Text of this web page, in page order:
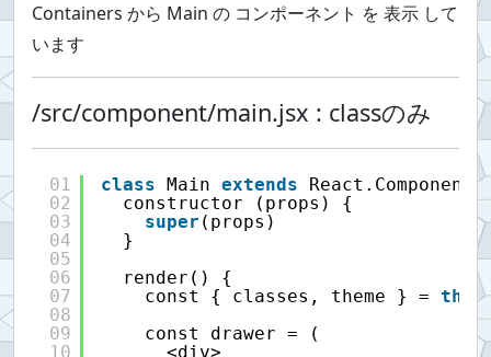
Containers から Main の コンポーネント を 表示 して
います
/src/component/main.jsx : classのみ
01
02
03
04
05
06
07
08
09
10
class Main extends
React.Component
constructor (props) {
super (props)
}
render() {
const { classes, theme } = this
const drawer = (
<div>